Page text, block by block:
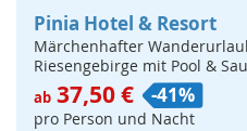
Pinia Hotel & Resort
Märchenhafter
Riesengebirge mit Pool &
ab 37,50 € -41%
pro Person und Nacht